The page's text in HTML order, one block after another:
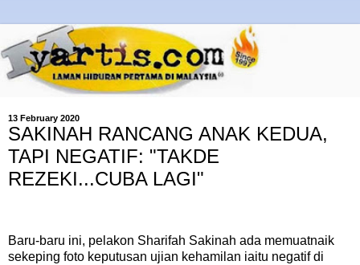
13 February 2020
SAKINAH RANCANG ANAK KEDUA,
TAPI NEGATIF: "TAKDE
REZEKI...CUBA LAGI"
Baru-baru ini, pelakon Sharifah Sakinah ada memuatnaik
sekeping foto keputusan ujian kehamilan iaitu negatif di